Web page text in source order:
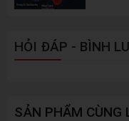
HỎI ĐÁP - BÌNH
SẢN PHẨM CÙNG